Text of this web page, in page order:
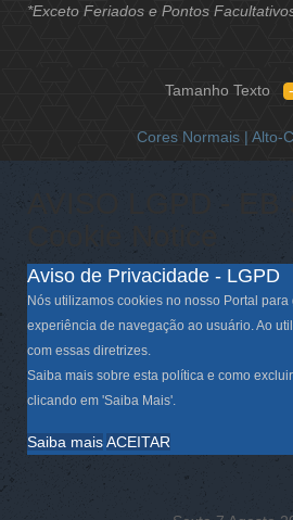
*Exceto Feriados e Pontos
Tamanho Texto
Cores Normais | Alto-
AVISO LGPD - EB
Aviso de Privacidade - LGPD
Nós utilizamos cookies no nosso Portal
experiência de navegação ao usuário. Ao
com essas diretrizes.
Saiba mais sobre esta política e como
clicando em 'Saiba Mais'.
Saiba maisACEITAR